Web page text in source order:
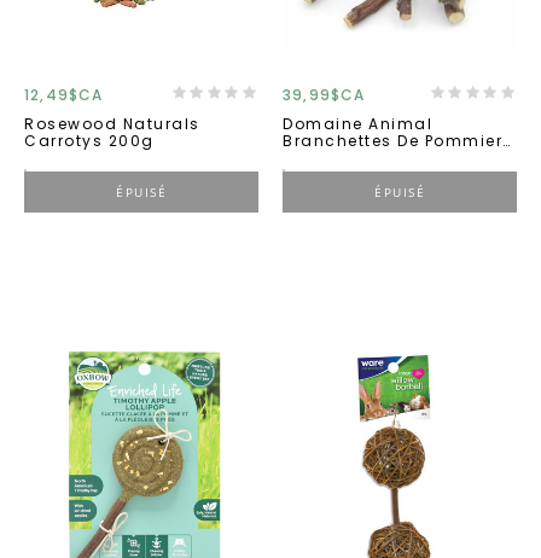
12,49$CA
Rosewood Naturals
Carrotys 200g
ÉPUISÉ
39,99$CA
Domaine Animal
Branchettes De Pommier
ÉPUISÉ